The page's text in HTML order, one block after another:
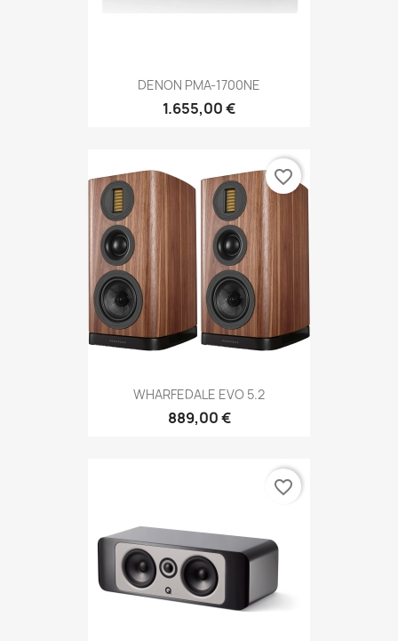
DENON PMA-1700NE
1.655,00 €
WHARFEDALE EVO 5.2
889,00 €
favorite_border
favorite_border